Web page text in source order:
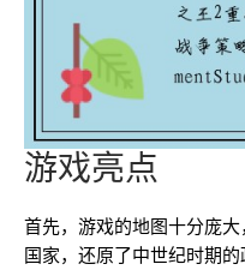
游戏亮点
首先，游戏的地图十分庞
国家，还原了中世纪时期